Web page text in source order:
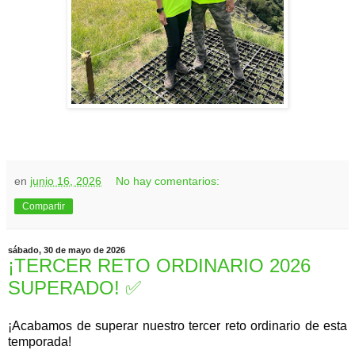
en junio 16, 2026 No hay comentarios:
Compartir
sábado, 30 de mayo de 2026
¡TERCER RETO ORDINARIO 2026
SUPERADO! ✅️
¡Acabamos de superar nuestro tercer reto ordinario de esta
temporada!